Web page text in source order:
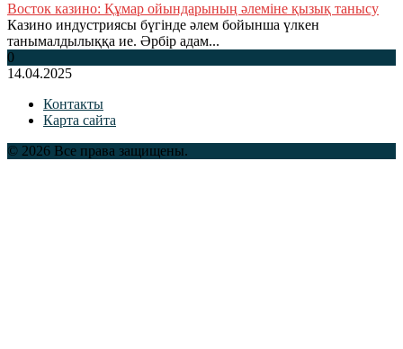
Восток казино: Құмар ойындарының әлеміне қызық танысу
Казино индустриясы бүгінде әлем бойынша үлкен
танымалдылыққа ие. Әрбір адам...
0
14.04.2025
Контакты
Карта сайта
© 2026 Все права защищены.